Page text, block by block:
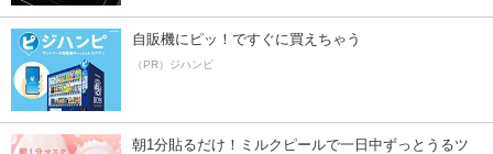
自販機にピッ！ですぐに買えちゃう
（PR）ジハンピ
朝1分貼るだけ！ミルクピールで一日中ずっとうるツ